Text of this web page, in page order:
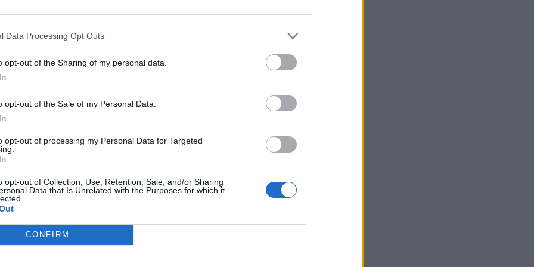
Data Processing Opt Outs
opt-out of the Sharing of my personal data.
opt-out of the Sale of my Personal Data.
opt-out of processing my Personal Data for Targeted
opt-out of Collection, Use, Retention, Sale, and/or Sharing
Data that Is Unrelated with the Purposes for which it
CONFIRM
οι ομάδες θα ολοκληρώσουν
τηςregular seasonτου 2014-15 για το
Τσάντλερ
τον 30άχρονο σέντερ
συμβολαίου. Από την άλλη
παραγκωνισμό του Τζο Ινγκλς